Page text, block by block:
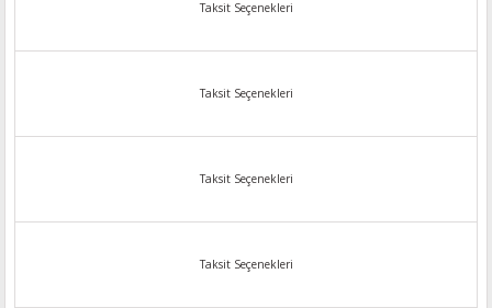
Taksit Seçenekleri
Taksit Seçenekleri
Taksit Seçenekleri
Taksit Seçenekleri